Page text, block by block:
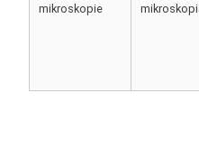
mikroskopie